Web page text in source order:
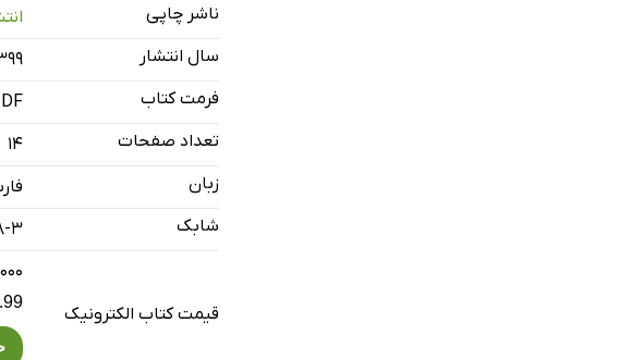
ناشر چاپی
سال انتشار
فرمت کتاب
تعداد صفحات
14
زبان
شابک
3
قیمت کتاب الکترونیک